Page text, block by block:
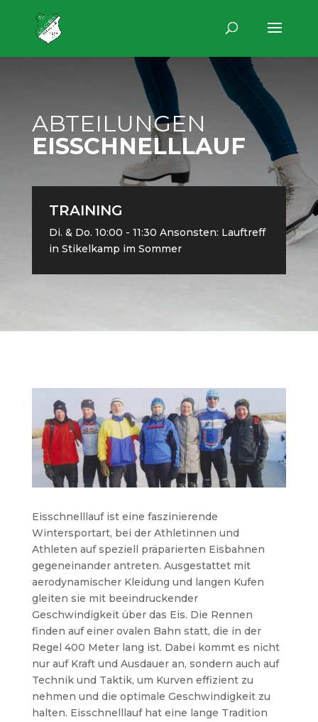
ABTEILUNGEN
EISSCHNELLLAUF
TRAINING
Di. & Do. 10:00 - 11:30 Ansonsten: Lauftreff
in Stikelkamp im Sommer
Eisschnelllauf ist eine faszinierende
Wintersportart, bei der Athletinnen und
Athleten auf speziell präparierten Eisbahnen
gegeneinander antreten. Ausgestattet mit
aerodynamischer Kleidung und langen Kufen
gleiten sie mit beeindruckender
Geschwindigkeit über das Eis. Die Rennen
finden auf einer ovalen Bahn statt, die in der
Regel 400 Meter lang ist. Dabei kommt es nicht
nur auf Kraft und Ausdauer an, sondern auch auf
Technik und Taktik, um Kurven effizient zu
nehmen und die optimale Geschwindigkeit zu
halten. Eisschnelllauf hat eine lange Tradition